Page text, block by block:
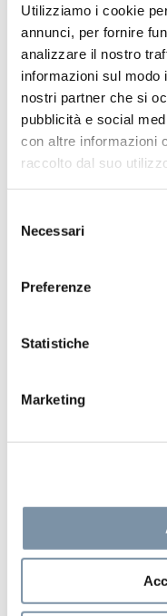
Utilizziamo i cookie
annunci, per fornire
analizzare il nostro
informazioni sul
nostri partner che si
pubblicità e social
con altre informazioni
raccolto dal suo
delNecessari
Preferenze
Statistiche
Marketing
Getto laterale